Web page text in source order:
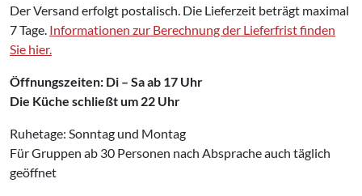
Der Versand erfolgt postalisch. Die Lieferzeit beträgt maximal
7 Tage. Informationen zur Berechnung der Lieferfrist finden
Sie hier.
Öffnungszeiten: Di – Sa ab 17 Uhr
Die Küche schließt um 22 Uhr
Ruhetage: Sonntag und Montag
Für Gruppen ab 30 Personen nach Absprache auch täglich
geöffnet